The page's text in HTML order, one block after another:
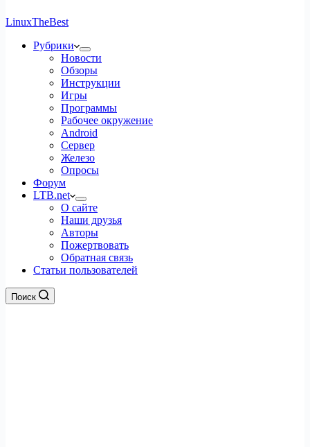
LinuxTheBest
Рубрики
Новости
Обзоры
Инструкции
Игры
Программы
Рабочее окружение
Android
Сервер
Железо
Опросы
Форум
LTB.net
О сайте
Наши друзья
Авторы
Пожертвовать
Обратная связь
Статьи пользователей
Поиск